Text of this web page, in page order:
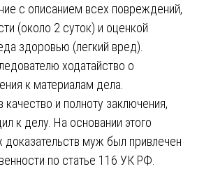
с описанием всех повреждений,
(около 2 суток) и оценкой
здоровью (легкий вред).
ходатайство о
к материалам дела.
качество и полноту заключения,
к делу. На основании этого
доказательств муж был привлечен
по статье 116 УК РФ.